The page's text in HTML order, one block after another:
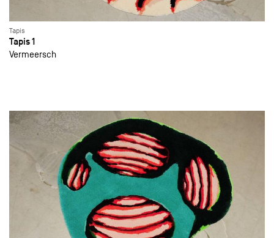
Tapis
Tapis 1
Vermeersch